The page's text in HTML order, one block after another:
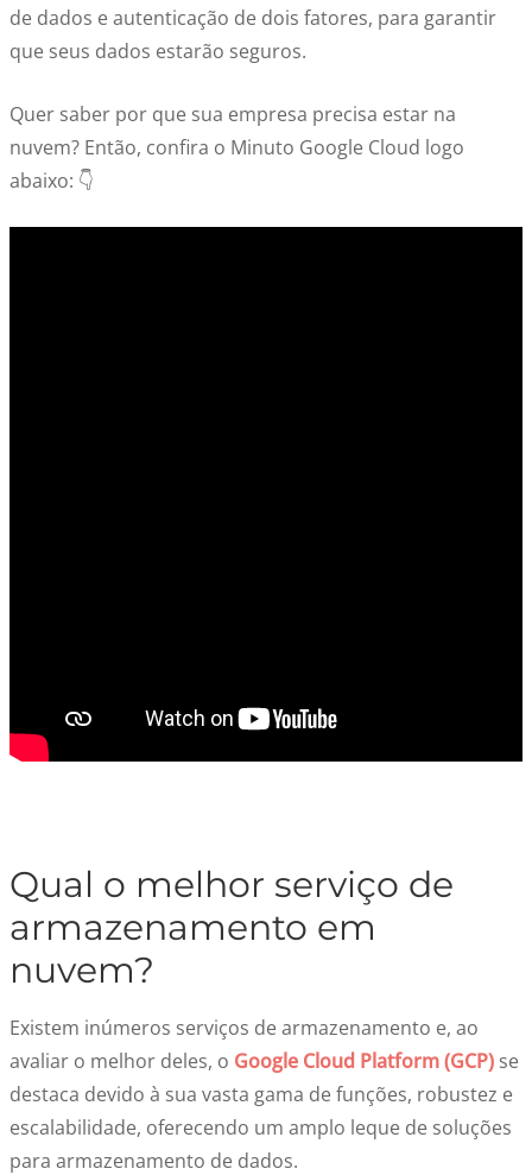
de dados e autenticação de dois fatores, para garantir
que seus dados estarão seguros.
Quer saber por que sua empresa precisa estar na
nuvem? Então, confira o Minuto Google Cloud logo
abaixo: 👇
Qual o melhor serviço de
armazenamento em
nuvem?
Existem inúmeros serviços de armazenamento e, ao
avaliar o melhor deles, o Google Cloud Platform (GCP) se
destaca devido à sua vasta gama de funções, robustez e
escalabilidade, oferecendo um amplo leque de soluções
para armazenamento de dados.